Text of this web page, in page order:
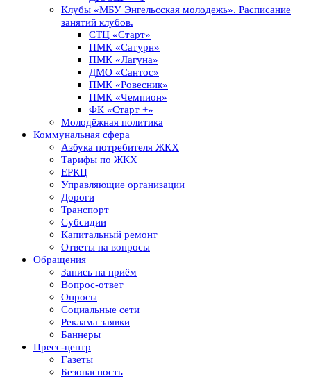
Клубы «МБУ Энгельсская молодежь». Расписание
занятий клубов.
СТЦ «Старт»
ПМК «Сатурн»
ПМК «Лагуна»
ДМО «Сантос»
ПМК «Ровесник»
ПМК «Чемпион»
ФК «Старт +»
Молодёжная политика
Коммунальная сфера
Азбука потребителя ЖКХ
Тарифы по ЖКХ
ЕРКЦ
Управляющие организации
Дороги
Транспорт
Субсидии
Капитальный ремонт
Ответы на вопросы
Обращения
Запись на приём
Вопрос-ответ
Опросы
Социальные сети
Реклама заявки
Баннеры
Пресс-центр
Газеты
Безопасность